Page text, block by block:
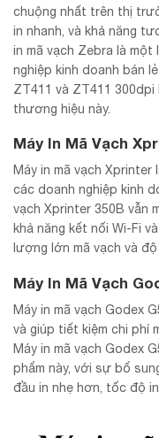
chuộng nhất trên thị
in nhanh, và khả năng
in mã vạch Zebra là
nghiệp kinh doanh bán
ZT411 và ZT411
thương hiệu này.
Máy In Mã Vạch
Máy in mã vạch
các doanh nghiệp kinh
vạch Xprinter 350B vẫn
khả năng kết nối Wi-Fi
lượng lớn mã vạch và
Máy In Mã Vạch
Máy in mã vạch Godex
và giúp tiết kiệm chi phí
Máy in mã vạch Godex
phẩm này, với sự bổ
đầu in nhẹ hơn, tốc độ